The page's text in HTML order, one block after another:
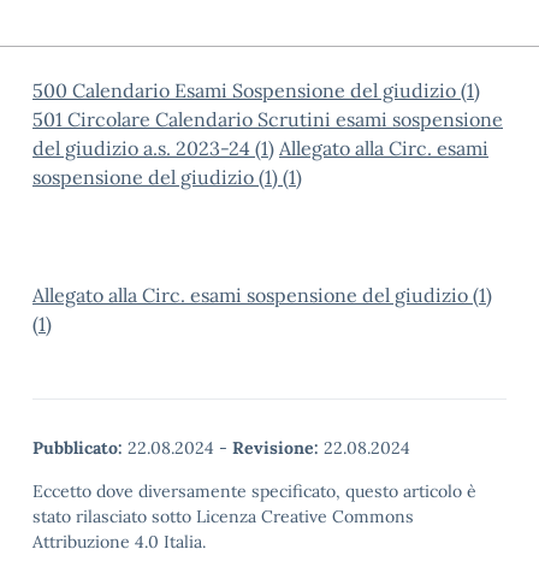
500 Calendario Esami Sospensione del giudizio (1)
501 Circolare Calendario Scrutini esami sospensione
del giudizio a.s. 2023-24 (1) Allegato alla Circ. esami
sospensione del giudizio (1) (1)
Allegato alla Circ. esami sospensione del giudizio (1)
(1)
Pubblicato: 22.08.2024 - Revisione: 22.08.2024
Eccetto dove diversamente specificato, questo articolo è
stato rilasciato sotto Licenza Creative Commons
Attribuzione 4.0 Italia.